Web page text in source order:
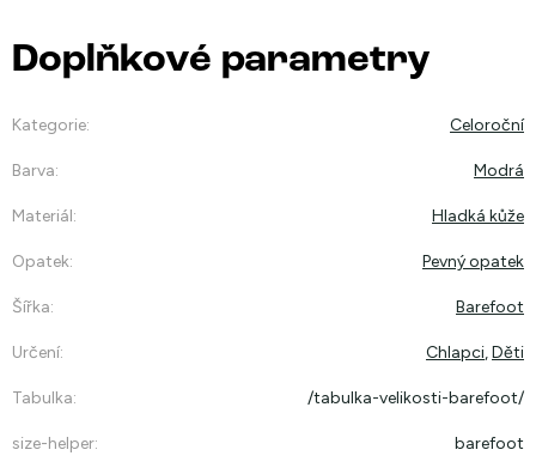
Doplňkové parametry
Kategorie: Celoroční
Barva: Modrá
Materiál: Hladká kůže
Opatek: Pevný opatek
Šířka: Barefoot
Určení: Chlapci,Děti
Tabulka: /tabulka-velikosti-barefoot/
size-helper: barefoot